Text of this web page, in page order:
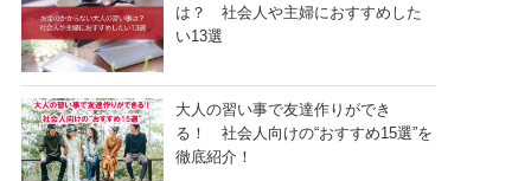
は？ 社会人や主婦におすすめした
い13選
大人の習い事で友達作りができ
る！ 社会人向けの“おすすめ15選”を
徹底紹介！